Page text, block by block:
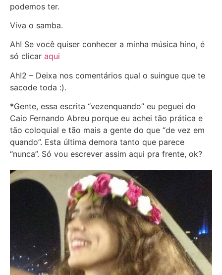
podemos ter.
Viva o samba.
Ah! Se você quiser conhecer a minha música hino, é
só clicar aqui
Ah!2 – Deixa nos comentários qual o suingue que te
sacode toda :).
*Gente, essa escrita “vezenquando” eu peguei do
Caio Fernando Abreu porque eu achei tão prática e
tão coloquial e tão mais a gente do que “de vez em
quando”. Esta última demora tanto que parece
“nunca”. Só vou escrever assim aqui pra frente, ok?